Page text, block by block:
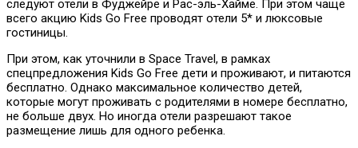
следуют отели в Фуджейре и Рас-эль-Хайме. При этом чаще
всего акцию Kids Go Free проводят отели 5* и люксовые
гостиницы.
При этом, как уточнили в Space Travel, в рамках
спецпредложения Kids Go Free дети и проживают, и питаются
бесплатно. Однако максимальное количество детей,
которые могут проживать с родителями в номере бесплатно,
не больше двух. Но иногда отели разрешают такое
размещение лишь для одного ребенка.